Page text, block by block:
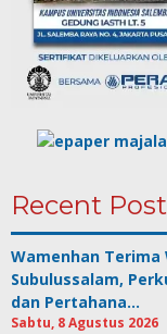
Recent Post
Wamenhan Terima
Subulussalam,
dan Pertahana…
Sabtu, 8 Agustus 2026